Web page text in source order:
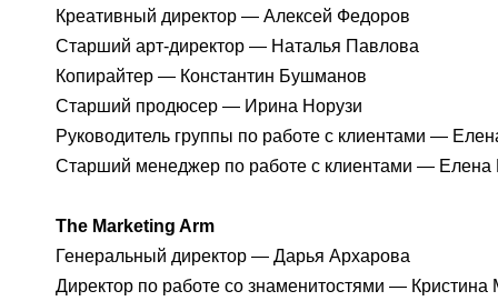
Креативный директор — Алексей Федоров
Старший арт-директор — Наталья Павлова
Копирайтер — Константин Бушманов
Старший продюсер — Ирина Норузи
Руководитель группы по работе с клиентами —
Старший менеджер по работе с клиентами — Елена
The Marketing Arm
Генеральный директор — Дарья Архарова
Директор по работе со знаменитостями — Кристина